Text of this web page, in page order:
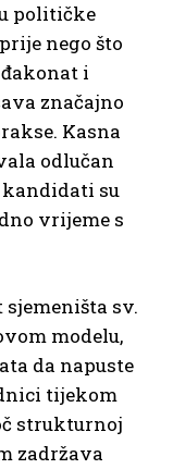
političke
nego što
i
značajno
Kasna
odlučan
su
vrijeme s
sv.
modelu,
da napuste
tijekom
strukturnoj
zadržava